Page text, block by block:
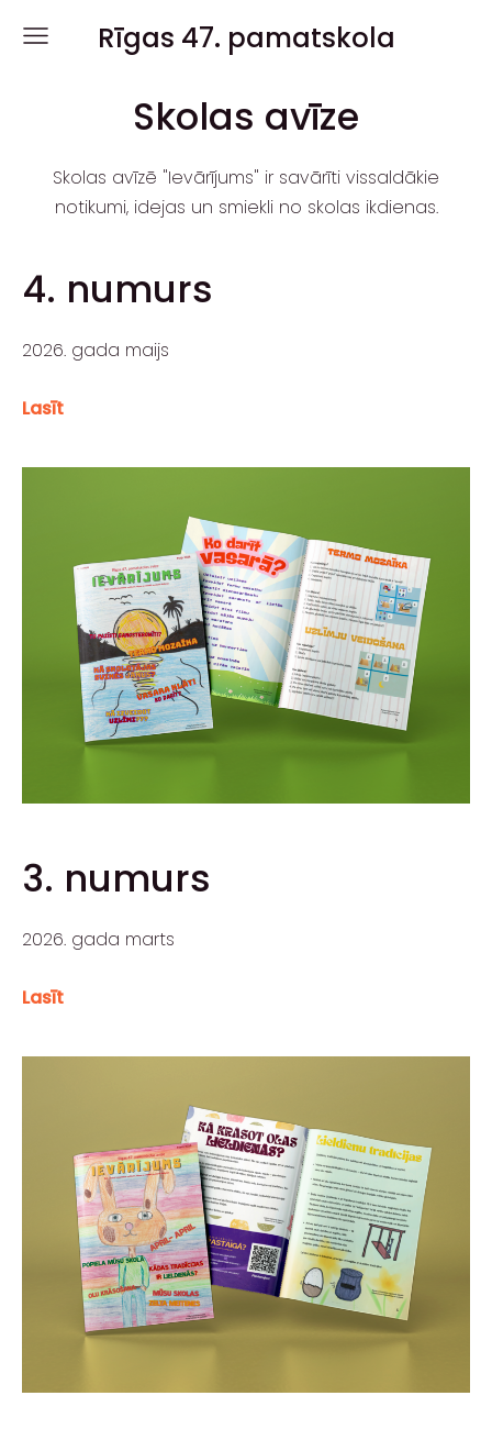
Rīgas 47. pamatskola
Skolas avīze
Skolas avīzē "Ievārījums" ir savārīti vissaldākie
notikumi, idejas un smiekli no skolas ikdienas.
4. numurs
2026. gada maijs
Lasīt
3. numurs
2026. gada marts
Lasīt